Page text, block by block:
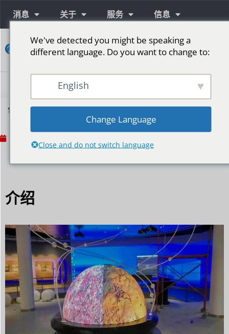
消息 关于 服务 信息
接
触
创新LED显示屏：不可避免的技术浪潮
2024年7月2日
介绍
We've detected you might be speaking a
different language. Do you want to change to:
English
Change Language
Close and do not switch language